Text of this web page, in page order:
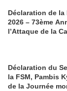
Déclaration de
2026 – 73ème
l’Attaque de la
Déclaration du
la FSM, Pambis
de la Journée